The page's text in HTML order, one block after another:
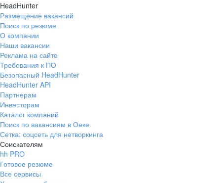
Екатеринбург
ул. Боевых Дружин, стр. 20,
+7 343 226-79-99
pr@ural.hh.ru
ул. Янковского, д. 169, 7 этаж,
706 каб.
+7 861 205-55-57
pr@krd.hh.ru
Владивосток
пер. Ланинский д. 4, офис 3.4
HeadHunter
Размещение вакансий
Поиск по резюме
О компании
Наши вакансии
Реклама на сайте
Требования к ПО
Безопасный HeadHunter
HeadHunter API
Партнерам
Инвесторам
Каталог компаний
Поиск по вакансиям в Оеке
Сетка: соцсеть для нетворкинга
Соискателям
hh PRO
Готовое резюме
Все сервисы